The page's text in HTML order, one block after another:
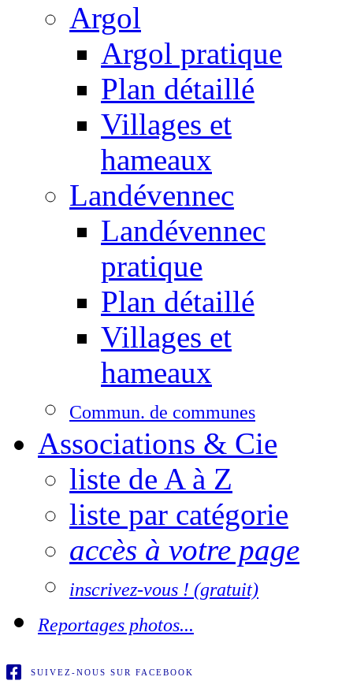
Argol
Argol pratique
Plan détaillé
Villages et
hameaux
Landévennec
Landévennec
pratique
Plan détaillé
Villages et
hameaux
Commun. de communes
Associations & Cie
liste de A à Z
liste par catégorie
accès à votre page
inscrivez-vous ! (gratuit)
Reportages photos...
SUIVEZ-NOUS SUR FACEBOOK